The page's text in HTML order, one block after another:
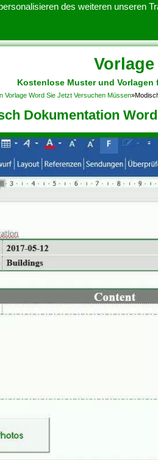
des weiteren unseren
Vorlage
DATENSCHUTZERKLARUNG KONTAKT
Kostenlose Muster und
Vorlage Word Sie Jetzt Versuchen Müssen»
Dokumentation